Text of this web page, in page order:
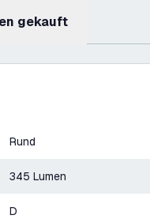
gekauft
Rund
345 Lumen
D